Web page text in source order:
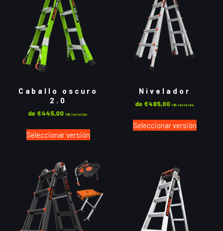
Caballo oscuro
2.0
de €445,00 IVA incluido.
Seleccionar versión
Nivelador
de €495,00 IVA incluido.
Seleccionar versión